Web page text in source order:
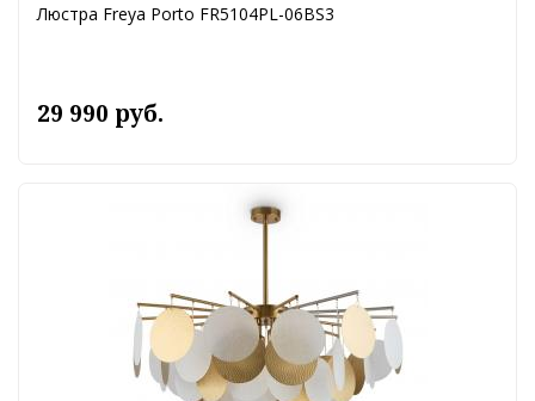
Люстра Freya Porto FR5104PL-06BS3
29 990 руб.